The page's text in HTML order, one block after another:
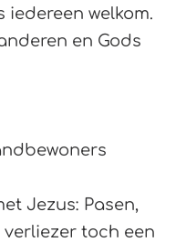
iedereen welkom.
en Gods
Jezus: Pasen,
verliezer toch een